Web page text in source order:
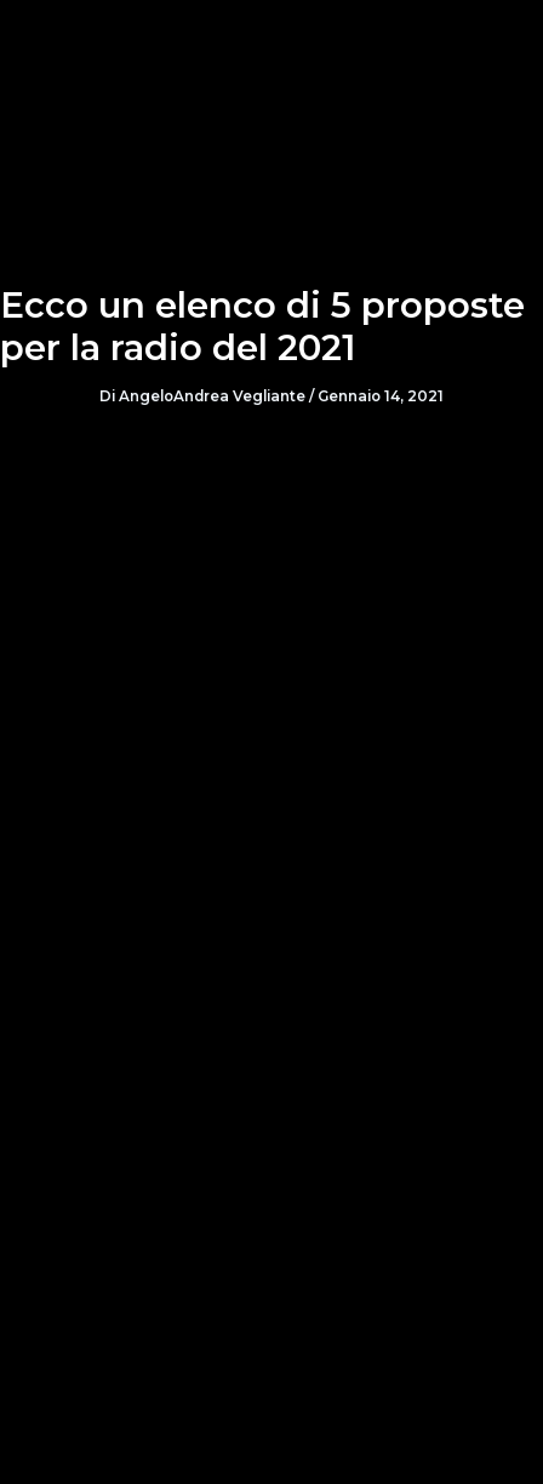
Ecco un elenco di 5 proposte
per la radio del 2021
Di AngeloAndrea Vegliante / Gennaio 14, 2021